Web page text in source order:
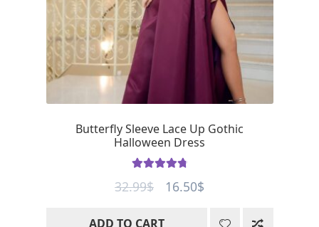
Butterfly Sleeve Lace Up Gothic
Halloween Dress
out of 5
32.99$
Original
16.50$Current
ADD TO CART